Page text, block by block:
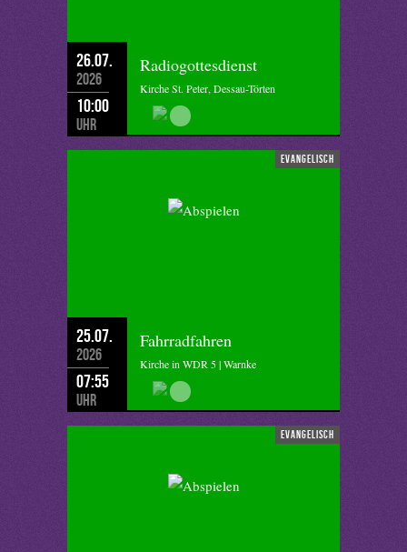
26.07.
2026
10:00
Uhr
Radiogottesdienst
Kirche St. Peter, Dessau-Törten
evangelisch
25.07.
2026
07:55
Uhr
Fahrradfahren
Kirche in WDR 5 | Warnke
evangelisch